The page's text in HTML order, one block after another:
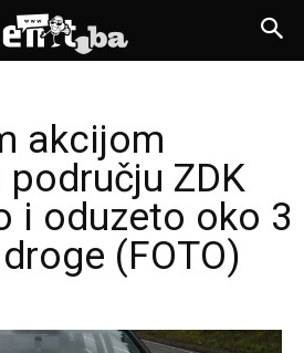
akcijom
ZDK
i oduzeto oko 3
(FOTO)